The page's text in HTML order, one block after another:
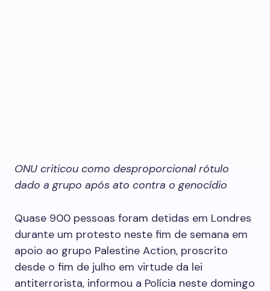
ONU criticou como desproporcional rótulo
dado a grupo após ato contra o genocídio
Quase 900 pessoas foram detidas em Londres
durante um protesto neste fim de semana em
apoio ao grupo Palestine Action, proscrito
desde o fim de julho em virtude da lei
antiterrorista, informou a Polícia neste domingo